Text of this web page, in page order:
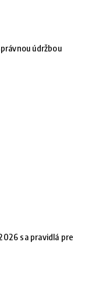
údržbou
sa pravidlá pre